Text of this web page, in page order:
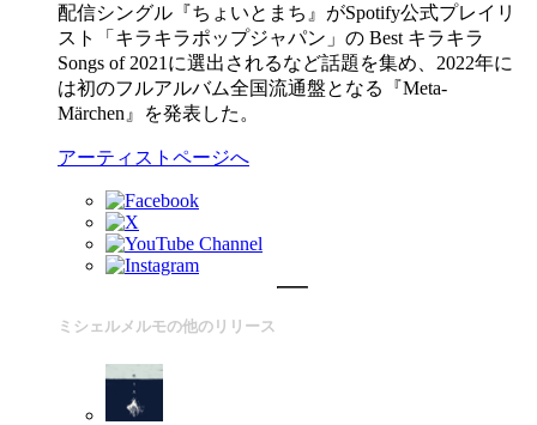
配信シングル『ちょいとまち』がSpotify公式プレイリ
スト「キラキラポップジャパン」の Best キラキラ
Songs of 2021に選出されるなど話題を集め、2022年に
は初のフルアルバム全国流通盤となる『Meta-
Märchen』を発表した。
アーティストページへ
ミシェルメルモの他のリリース